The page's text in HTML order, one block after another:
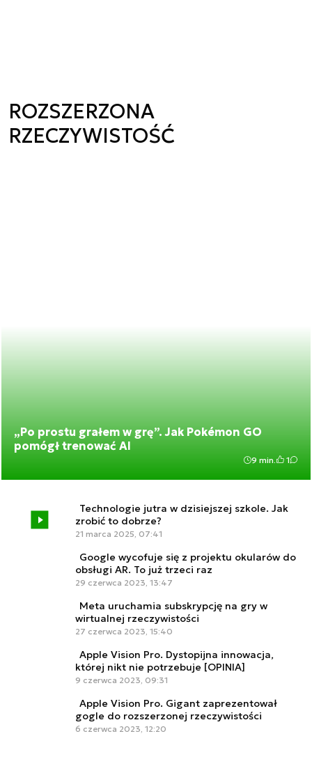
ROZSZERZONA
RZECZYWISTOŚĆ
„Po prostu grałem w grę”. Jak Pokémon GO
pomógł trenować AI
9 min. 1
Technologie jutra w dzisiejszej szkole. Jak
zrobić to dobrze?
21 marca 2025, 07:41
Google wycofuje się z projektu okularów do
obsługi AR. To już trzeci raz
29 czerwca 2023, 13:47
Meta uruchamia subskrypcję na gry w
wirtualnej rzeczywistości
27 czerwca 2023, 15:40
Apple Vision Pro. Dystopijna innowacja,
której nikt nie potrzebuje [OPINIA]
9 czerwca 2023, 09:31
Apple Vision Pro. Gigant zaprezentował
gogle do rozszerzonej rzeczywistości
6 czerwca 2023, 12:20